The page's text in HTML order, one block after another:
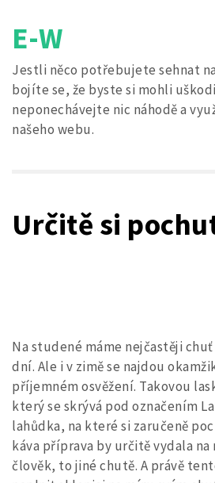
content
E-W
Jestli něco potřebujete sehnat
bojíte se, že byste si mohli
neponechávejte nic náhodě a
našeho webu.
Určitě si
Na studené máme nejčastěji
dní. Ale i v zimě se najdou
příjemném osvěžení. Takovou
který se skrývá pod označením
lahůdka, na které si zaručeně
káva příprava by určitě vydala na
člověk, to jiné chutě. A právě